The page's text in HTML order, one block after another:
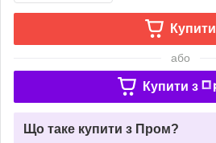
Купити
або
Купити з
Що таке купити з Пром?